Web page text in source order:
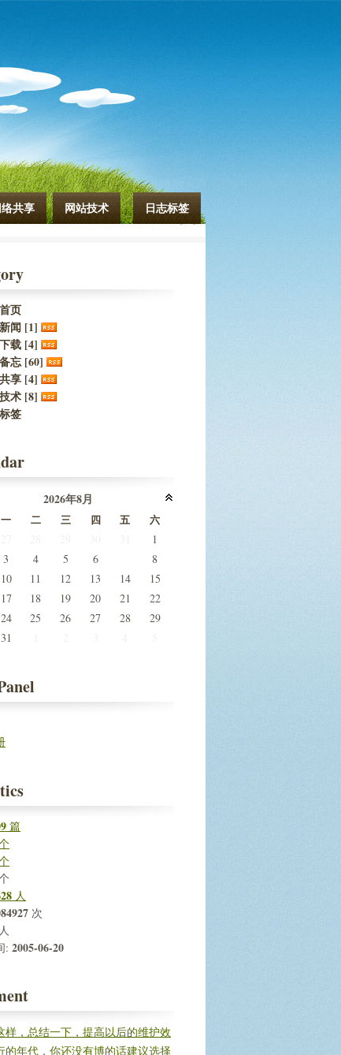
共享 网站技术 日志标签
页
闻 [1]
载 [4]
忘 [60]
享 [4]
术 [8]
签
2026年8月
一 二 三 四 五 六
1
3 4 5 6
8
10 11 12 13 14
15
17 18 19 20 21
22
24 25 26 27 28
29
31
篇
人
次
人
: 2005-06-20
样，总结一下，提高以后的维护效
的年代，你还没有博的话建议选择